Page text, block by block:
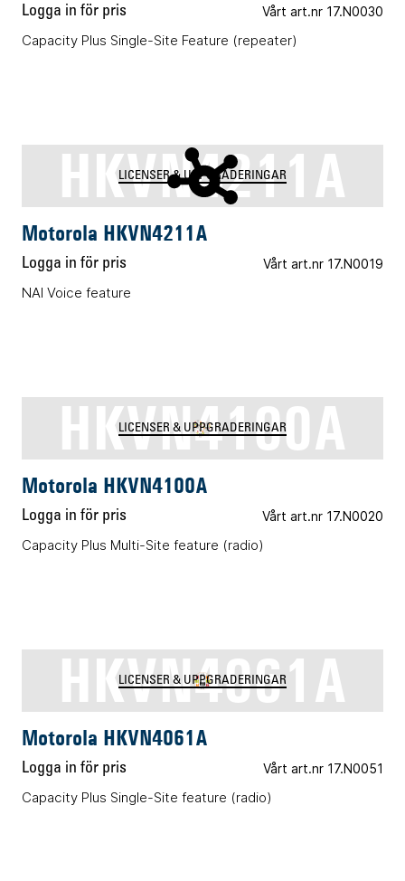
Logga in för pris Vårt art.nr 17.N0030
Capacity Plus Single-Site Feature (repeater)
HKVN4211A
LICENSER & UPPGRADERINGAR
Motorola HKVN4211A
Logga in för pris Vårt art.nr 17.N0019
NAI Voice feature
HKVN4100A
LICENSER & UPPGRADERINGAR
Motorola HKVN4100A
Logga in för pris Vårt art.nr 17.N0020
Capacity Plus Multi-Site feature (radio)
HKVN4061A
LICENSER & UPPGRADERINGAR
Motorola HKVN4061A
Logga in för pris Vårt art.nr 17.N0051
Capacity Plus Single-Site feature (radio)